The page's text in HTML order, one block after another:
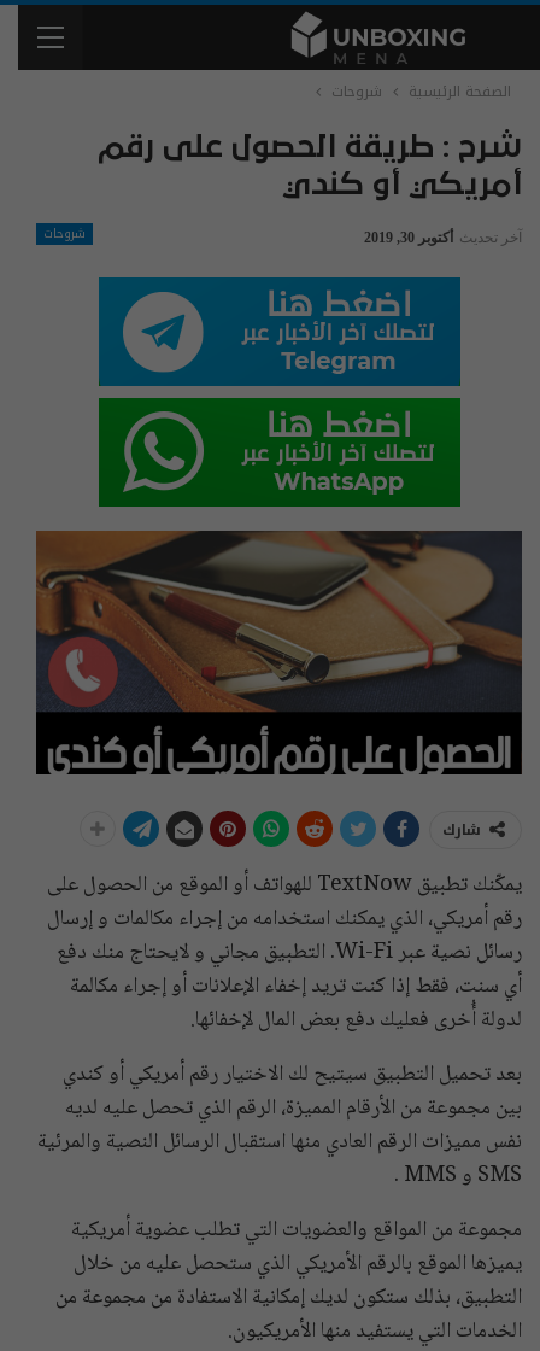
الصفحة الرئيسية شروحات
شرح : طريقة الحصول على رقم
أمريكي أو كندي
شروحات آخر تحديث أكتوبر 30, 2019
شارك
يمكّنك تطبيق TextNow للهواتف أو الموقع من الحصول على
رقم أمريكي، الذي يمكنك استخدامه من إجراء مكالمات و إرسال
رسائل نصية عبر Wi-Fi. التطبيق مجاني و لايحتاج منك دفع
أي سنت، فقط إذا كنت تريد إخفاء الإعلانات أو إجراء مكالمة
لدولة أُخرى فعليك دفع بعض المال لإخفائها.
بعد تحميل التطبيق سيتيح لك الاختيار رقم أمريكي أو كندي
بين مجموعة من الأرقام المميزة، الرقم الذي تحصل عليه لديه
نفس مميزات الرقم العادي منها استقبال الرسائل النصية والمرئية
SMS و MMS .
مجموعة من المواقع والعضويات التي تطلب عضوية أمريكية
يميزها الموقع بالرقم الأمريكي الذي ستحصل عليه من خلال
التطبيق، بذلك ستكون لديك إمكانية الاستفادة من مجموعة من
الخدمات التي يستفيد منها الأمريكيون.